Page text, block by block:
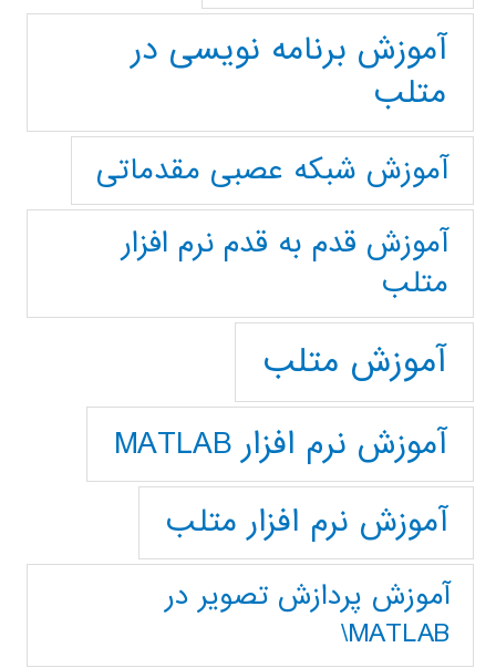
آموزش برنامه نویسی در
متلب
آموزش شبکه عصبی مقدماتی
آموزش قدم به قدم نرم افزار
متلب
آموزش متلب
آموزش نرم افزار MATLAB
آموزش نرم افزار متلب
آموزش پردازش تصوير در
MATLAB\